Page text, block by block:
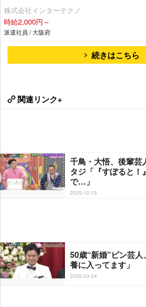
株式会社インターテクノ
時給2,000円～
派遣社員 / 大阪府
続きはこちら
関連リンク+
千鳥・大悟、後輩芸
タジ「『すぽると！
で…」
2025-12-15
50歳“新婚”ピン芸
養に入ってます」
2026-03-24